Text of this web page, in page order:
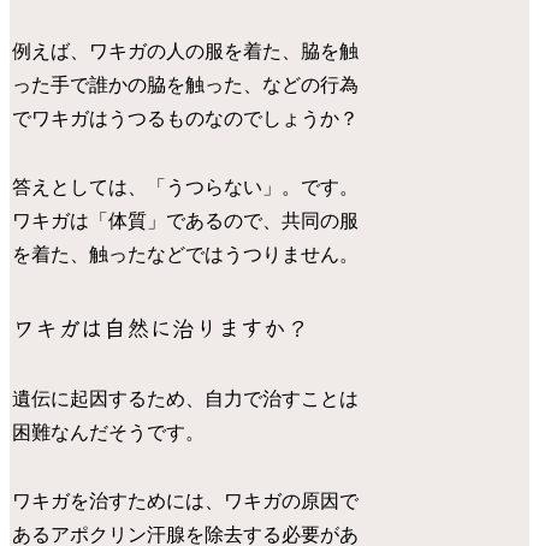
例えば、ワキガの人の服を着た、脇を触
った手で誰かの脇を触った、などの行為
でワキガはうつるものなのでしょうか？
答えとしては、「うつらない」。です。
ワキガは「体質」であるので、共同の服
を着た、触ったなどではうつりません。
ワキガは自然に治りますか？
遺伝に起因するため、自力で治すことは
困難なんだそうです。
ワキガを治すためには、ワキガの原因で
あるアポクリン汗腺を除去する必要があ